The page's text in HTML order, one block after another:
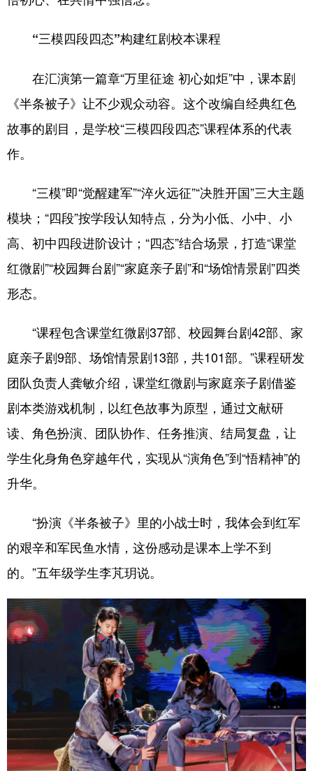
“三模四段四态”构建红剧校本课程
在汇演第一篇章“万里征途 初心如炬”中，课本剧
《半条被子》让不少观众动容。这个改编自经典红色
故事的剧目，是学校“三模四段四态”课程体系的代表
作。
“三模”即“觉醒建军”“淬火远征”“决胜开国”三大主题
模块；“四段”按学段认知特点，分为小低、小中、小
高、初中四段进阶设计；“四态”结合场景，打造“课堂
红微剧”“校园舞台剧”“家庭亲子剧”和“场馆情景剧”四类
形态。
“课程包含课堂红微剧37部、校园舞台剧42部、家
庭亲子剧9部、场馆情景剧13部，共101部。”课程研发
团队负责人龚敏介绍，课堂红微剧与家庭亲子剧借鉴
剧本类游戏机制，以红色故事为原型，通过文献研
读、角色扮演、团队协作、任务推演、结局复盘，让
学生化身角色穿越年代，实现从“演角色”到“悟精神”的
升华。
“扮演《半条被子》里的小战士时，我体会到红军
的艰辛和军民鱼水情，这份感动是课本上学不到
的。”五年级学生李芃玥说。